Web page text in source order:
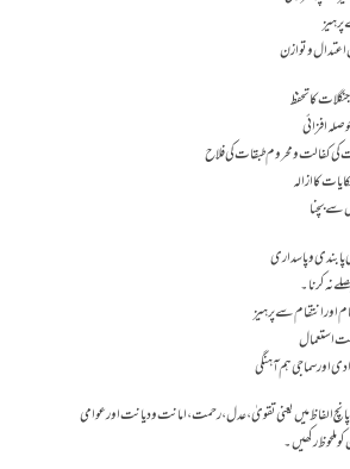
الفاظ میں یعنی تقویٰ، عدل، رحمت، امانت ودیانت اور عوامی
ملحوظ رکھیں۔